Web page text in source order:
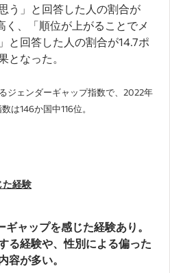
う」と回答した人の割合が
く、「順位が上がることでメ
と回答した人の割合が14.7ポ
となった。
ジェンダーギャップ指数で、2022年
は146か国中116位。
た経験
ャップを感じた経験あり。
る経験や、性別による偏った
容が多い。